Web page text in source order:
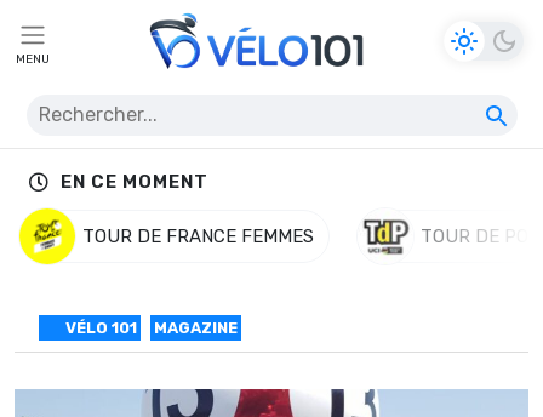
MENU
EN CE MOMENT
TOUR DE FRANCE FEMMES TOUR DE
VÉLO 101 MAGAZINE